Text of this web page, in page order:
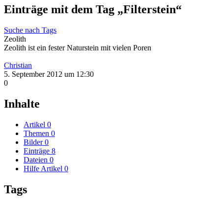
Einträge mit dem Tag „Filterstein“
Suche nach Tags
Zeolith
Zeolith ist ein fester Naturstein mit vielen Poren
Christian
5. September 2012 um 12:30
0
Inhalte
Artikel 0
Themen 0
Bilder 0
Einträge 8
Dateien 0
Hilfe Artikel 0
Tags